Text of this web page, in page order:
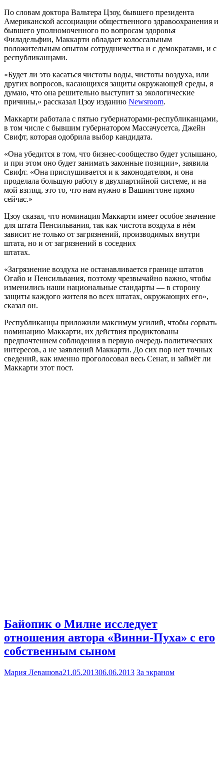
По словам доктора Вальтера Цзоу, бывшего президента
Американской ассоциации общественного здравоохранения и
бывшего уполномоченного по вопросам здоровья
Филадельфии, Маккарти обладает колоссальным
положительным опытом сотрудничества и с демократами, и с
республиканцами.
«Будет ли это касаться чистоты воды, чистоты воздуха, или
других вопросов, касающихся защиты окружающей среды, я
думаю, что она решительно выступит за экологические
причины,» рассказал Цзоу изданию Newsroom.
Маккарти работала с пятью губернаторами-республиканцами,
в том числе с бывшим губернатором Массачусетса, Джейн
Свифт, которая одобрила выбор кандидата.
«Она убедится в том, что бизнес-сообщество будет услышано,
и при этом оно будет занимать законные позиции», заявила
Свифт. «Она прислушивается и к законодателям, и она
проделала большую работу в двухпартийной системе, и на
мой взгляд, это то, что нам нужно в Вашингтоне прямо
сейчас.»
Цзоу сказал, что номинация Маккарти имеет особое значение
для штата Пенсильвания, так как чистота воздуха в нём
зависит не только от загрязнений, производимых внутри
штата, но и от загрязнений в соседних
штатах.
«Загрязнение воздуха не останавливается границе штатов
Огайо и Пенсильвания, поэтому чрезвычайно важно, чтобы
изменились наши национальные стандарты — в сторону
защиты каждого жителя во всех штатах, окружающих его»,
сказал он.
Республиканцы приложили максимум усилий, чтобы сорвать
номинацию Маккарти, их действия продиктованы
предпочтением соблюдения в первую очередь политических
интересов, а не заявлений Маккарти. До сих пор нет точных
сведений, как именно проголосовал весь Сенат, и займёт ли
Маккарти этот пост.
Байопик о Милне исследует
отношения автора «Винни-Пуха» с его
собственным сыном
Мария Левашова21.05.201306.06.2013 За экраном